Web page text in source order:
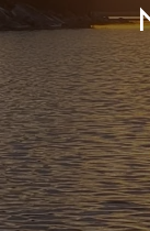
Nos séjours
Contact